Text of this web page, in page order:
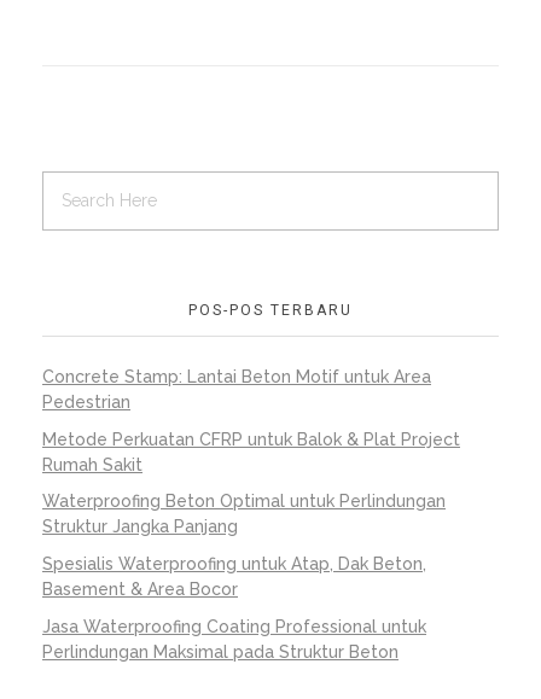
POS-POS TERBARU
Concrete Stamp: Lantai Beton Motif untuk Area
Pedestrian
Metode Perkuatan CFRP untuk Balok & Plat Project
Rumah Sakit
Waterproofing Beton Optimal untuk Perlindungan
Struktur Jangka Panjang
Spesialis Waterproofing untuk Atap, Dak Beton,
Basement & Area Bocor
Jasa Waterproofing Coating Professional untuk
Perlindungan Maksimal pada Struktur Beton